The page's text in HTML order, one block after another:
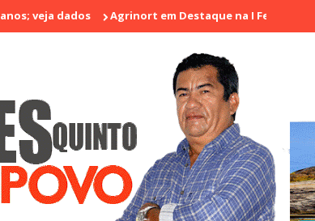
dados Agrinort em Destaque na I Feira de Artesãos e